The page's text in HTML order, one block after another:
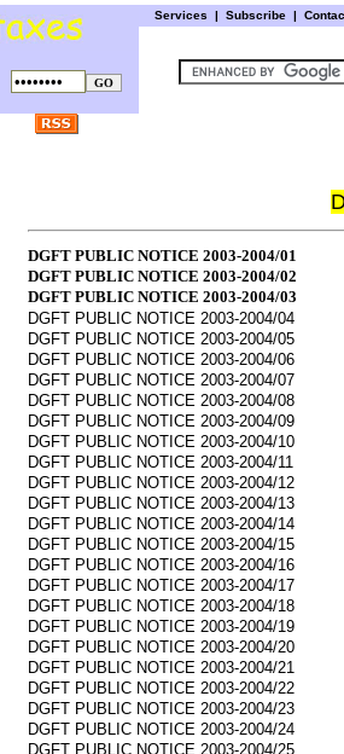
Services | Subscribe |
DGFT PUBLIC NOTICE 2003-2004/01
DGFT PUBLIC NOTICE 2003-2004/02
DGFT PUBLIC NOTICE 2003-2004/03
DGFT PUBLIC NOTICE 2003-2004/04
DGFT PUBLIC NOTICE 2003-2004/05
DGFT PUBLIC NOTICE 2003-2004/06
DGFT PUBLIC NOTICE 2003-2004/07
DGFT PUBLIC NOTICE 2003-2004/08
DGFT PUBLIC NOTICE 2003-2004/09
DGFT PUBLIC NOTICE 2003-2004/10
DGFT PUBLIC NOTICE 2003-2004/11
DGFT PUBLIC NOTICE 2003-2004/12
DGFT PUBLIC NOTICE 2003-2004/13
DGFT PUBLIC NOTICE 2003-2004/14
DGFT PUBLIC NOTICE 2003-2004/15
DGFT PUBLIC NOTICE 2003-2004/16
DGFT PUBLIC NOTICE 2003-2004/17
DGFT PUBLIC NOTICE 2003-2004/18
DGFT PUBLIC NOTICE 2003-2004/19
DGFT PUBLIC NOTICE 2003-2004/20
DGFT PUBLIC NOTICE 2003-2004/21
DGFT PUBLIC NOTICE 2003-2004/22
DGFT PUBLIC NOTICE 2003-2004/23
DGFT PUBLIC NOTICE 2003-2004/24
DGFT PUBLIC NOTICE 2003-2004/25